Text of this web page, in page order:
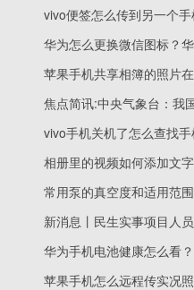
常用泵的真空度和适用范围